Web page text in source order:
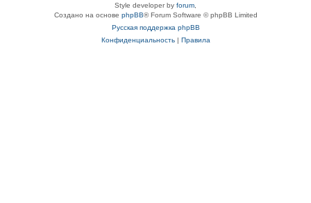
Style developer by forum
Создано на основе phpBB® Forum Software © phpBB Limited
Русская поддержка phpBB
Конфиденциальность| Правила